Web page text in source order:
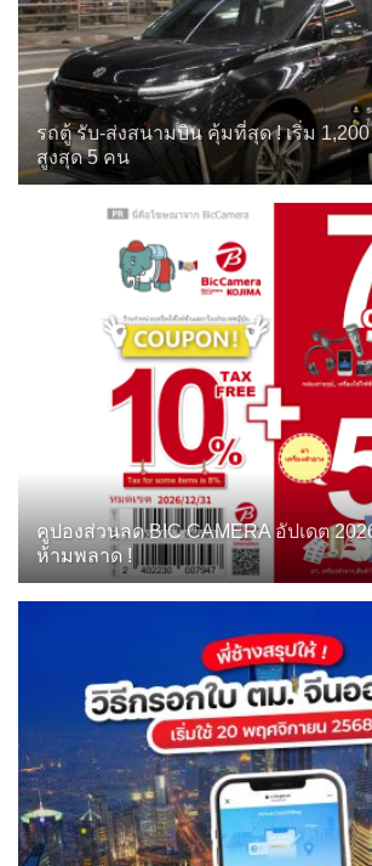
รถตู้ รับ-ส่งสนามบิน คุ้มที่สุด ! เริ่ม
สูงสุด 5 คน
คูปองส่วนลด BIC CAMERA อัปเดต
ห้ามพลาด !